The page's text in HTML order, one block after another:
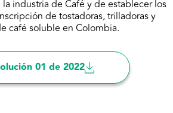
industria de Café y de establecer los
de tostadoras, trilladoras y
café soluble en Colombia.
01 de 2022